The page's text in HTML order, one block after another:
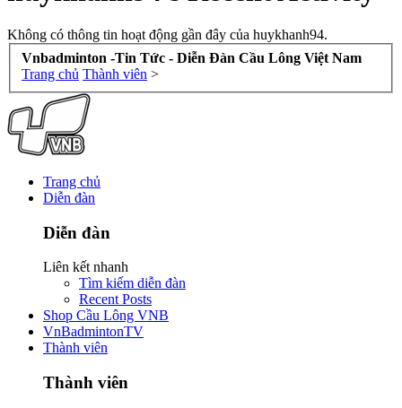
Không có thông tin hoạt động gần đây của huykhanh94.
Vnbadminton -Tin Tức - Diễn Đàn Cầu Lông Việt Nam
Trang chủ Thành viên >
Trang chủ
Diễn đàn
Diễn đàn
Liên kết nhanh
Tìm kiếm diễn đàn
Recent Posts
Shop Cầu Lông VNB
VnBadmintonTV
Thành viên
Thành viên